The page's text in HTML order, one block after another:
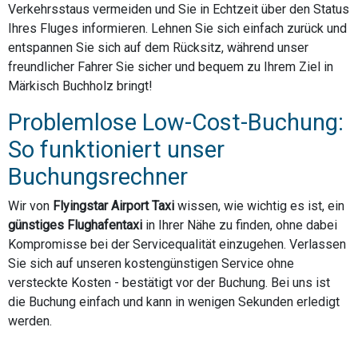
Verkehrsstaus vermeiden und Sie in Echtzeit über den Status
Ihres Fluges informieren. Lehnen Sie sich einfach zurück und
entspannen Sie sich auf dem Rücksitz, während unser
freundlicher Fahrer Sie sicher und bequem zu Ihrem Ziel in
Märkisch Buchholz bringt!
Problemlose Low-Cost-Buchung:
So funktioniert unser
Buchungsrechner
Wir von Flyingstar Airport Taxi wissen, wie wichtig es ist, ein
günstiges Flughafentaxi in Ihrer Nähe zu finden, ohne dabei
Kompromisse bei der Servicequalität einzugehen. Verlassen
Sie sich auf unseren kostengünstigen Service ohne
versteckte Kosten - bestätigt vor der Buchung. Bei uns ist
die Buchung einfach und kann in wenigen Sekunden erledigt
werden.